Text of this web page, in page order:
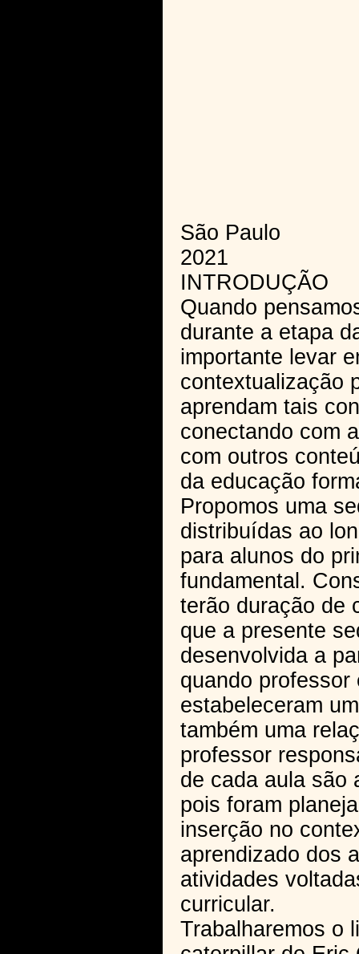
São Paulo
2021
INTRODUÇÃO
Quando
durante a etapa
importante levar
contextualização
aprendam tais
conectando com
com outros
da educação
Propomos uma
distribuídas ao
para alunos do
fundamental.
terão duração de
que a presente
desenvolvida a
quando
estabeleceram
também uma
professor
de cada aula são
pois foram
inserção no
aprendizado dos
atividades
curricular.
Trabalharemos o